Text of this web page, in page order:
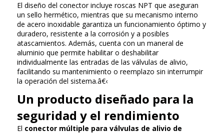
El diseño del conector incluye roscas NPT que aseguran
un sello hermético, mientras que su mecanismo interno
de acero inoxidable garantiza un funcionamiento óptimo y
duradero, resistente a la corrosión y a posibles
atascamientos. Además, cuenta con un maneral de
aluminio que permite habilitar o deshabilitar
individualmente las entradas de las válvulas de alivio,
facilitando su mantenimiento o reemplazo sin interrumpir
la operación del sistema.â€‹
Un producto diseñado para la
seguridad y el rendimiento
El conector múltiple para válvulas de alivio de